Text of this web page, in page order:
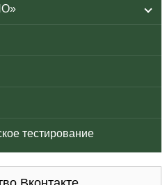
тестирование